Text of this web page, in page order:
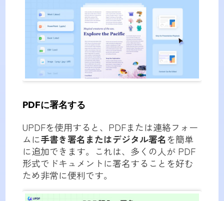
PDFに署名する
UPDFを使用すると、PDFまたは連絡フォー
ムに手書き署名またはデジタル署名を簡単
に追加できます。これは、多くの人が PDF
形式でドキュメントに署名することを好む
ため非常に便利です。